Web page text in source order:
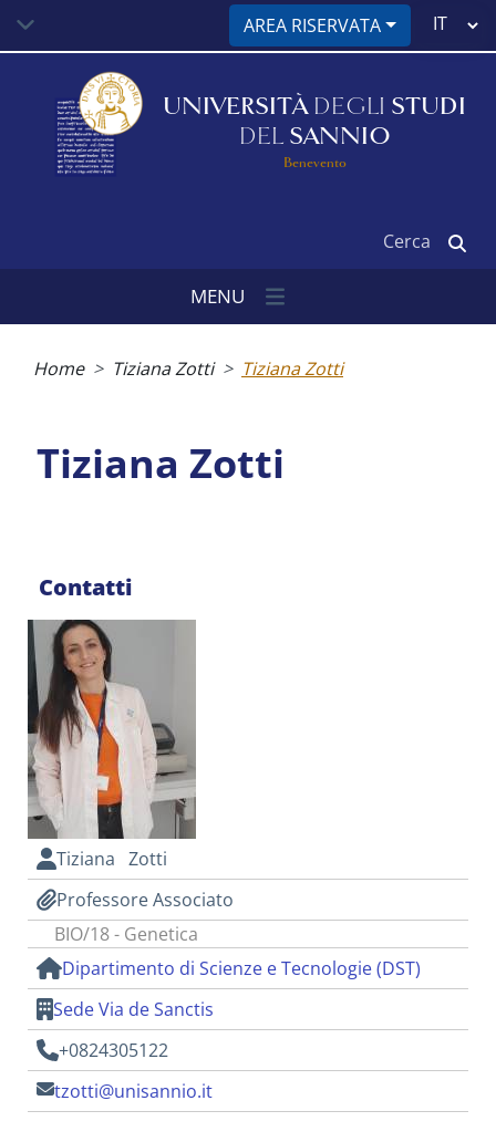
contenuto
AREA RISERVATA
Select
UNIVERSITÀ DEGLI STUDI
DEL SANNIO
Benevento
MENU
Home Tiziana Zotti Tiziana Zotti
Tiziana Zotti
Contatti
Tiziana Zotti
Professore Associato
BIO/18 - Genetica
Dipartimento di Scienze e Tecnologie (DST)
Sede Via de Sanctis
+0824305122
tzotti@unisannio.it